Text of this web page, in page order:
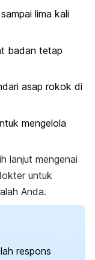
lima kali
badan tetap
asap rokok di
mengelola
lanjut mengenai
untuk
Anda.
respons